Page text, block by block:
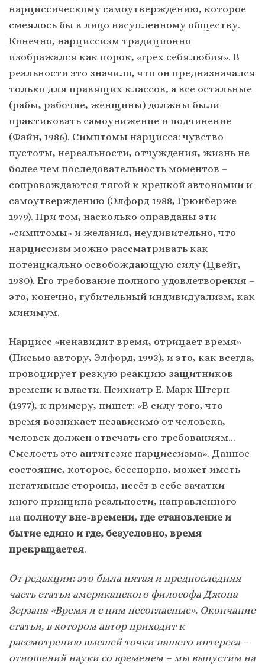
нарциссическому самоутверждению, которое
смеялось бы в лицо насупленному обществу.
Конечно, нарциссизм традиционно
изображался как порок, «грех себялюбия». В
реальности это значило, что он предназначался
только для правящих классов, а все остальные
(рабы, рабочие, женщины) должны были
практиковать самоунижение и подчинение
(Файн, 1986). Симптомы нарцисса: чувство
пустоты, нереальности, отчуждения, жизнь не
более чем последовательность моментов –
сопровождаются тягой к крепкой автономии и
самоутверждению (Элфорд 1988, Грюнберже
1979). При том, насколько оправданы эти
«симптомы» и желания, неудивительно, что
нарциссизм можно рассматривать как
потенциально освобождающую силу (Цвейг,
1980). Его требование полного удовлетворения –
это, конечно, губительный индивидуализм, как
минимум.
Нарцисс «ненавидит время, отрицает время»
(Письмо автору, Элфорд, 1993), и это, как всегда,
провоцирует резкую реакцию защитников
времени и власти. Психиатр Е. Марк Штерн
(1977), к примеру, пишет: «В силу того, что
время возникает независимо от человека,
человек должен отвечать его требованиям…
Смелость это антитезис нарциссизма». Данное
состояние, которое, бесспорно, может иметь
негативные стороны, несёт в себе зачатки
иного принципа реальности, направленного
на полноту вне-времени, где становление и
бытие едино и где, безусловно, время
прекращается.
От редакции: это была пятая и предпоследняя
часть статьи американского философа Джона
Зерзана «Время и с ним несогласные». Окончание
статьи, в котором автор приходит к
рассмотрению высшей точки нашего интереса –
отношений науки со временем – мы выпустим на